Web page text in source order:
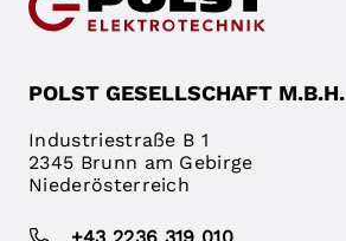
POLST GESELLSCHAFT M.B.H.
Industriestraße B 1
2345 Brunn am Gebirge
Niederösterreich